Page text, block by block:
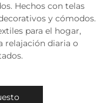
Hechos con telas
y cómodos.
para el hogar,
relajación diaria o